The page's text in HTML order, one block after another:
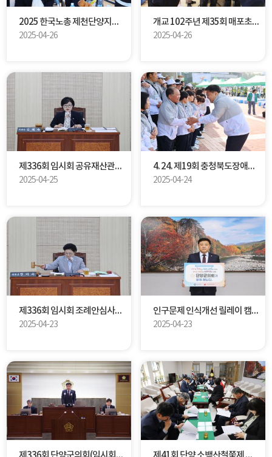
2025 한국노총 제천단양지역본부 노동절 기념행사
2025-04-26
개교 102주년 제35회 매포초등학교 총동문화합체육대회
2025-04-26
제336회 임시회 공유재산관리계획심사 특별위원회 제1차 회의
2025-04-25
4. 24. 제19회 충청북도장애인도민체전 출전 선수단 격려
2025-04-24
제336회 임시회 조례안심사특별위원회 제1차 회의
2025-04-23
인구문제 인식개선 릴레이 캠페인
2025-04-23